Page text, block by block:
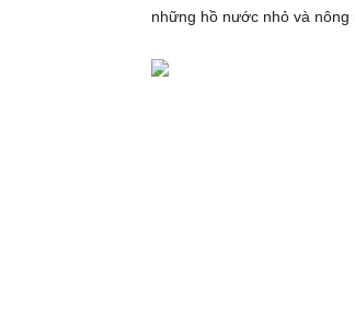
những hồ nước nhỏ và nông